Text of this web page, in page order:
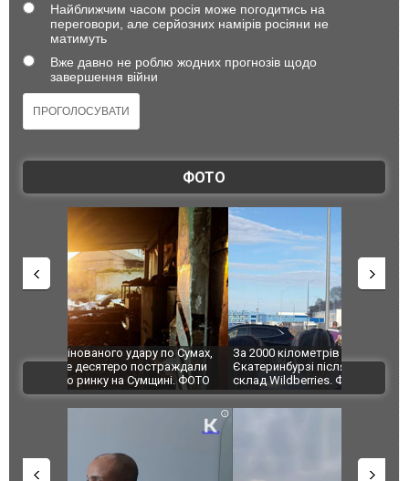
Найближчим часом росія може погодитись на
переговори, але серйозних намірів росіяни не
матимуть
Вже давно не роблю жодних прогнозів щодо
завершення війни
ФОТО
За 2000 кілометрів від кордону з Україною: в
Єкатеринбурзі після атаки дронів загорівся
склад Wildberries. ФОТО. ВІДЕО
"Мої
ВІДЕО